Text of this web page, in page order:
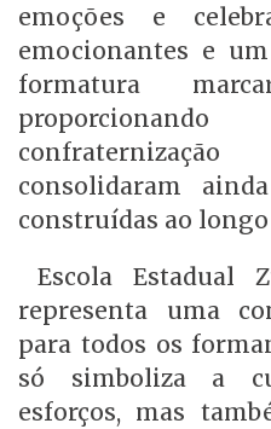
emoções e
emocionantes e
formatura
consolidaram
construídas ao longo
Escola Estadual
representa uma
para todos os
só simboliza a
esforços, mas